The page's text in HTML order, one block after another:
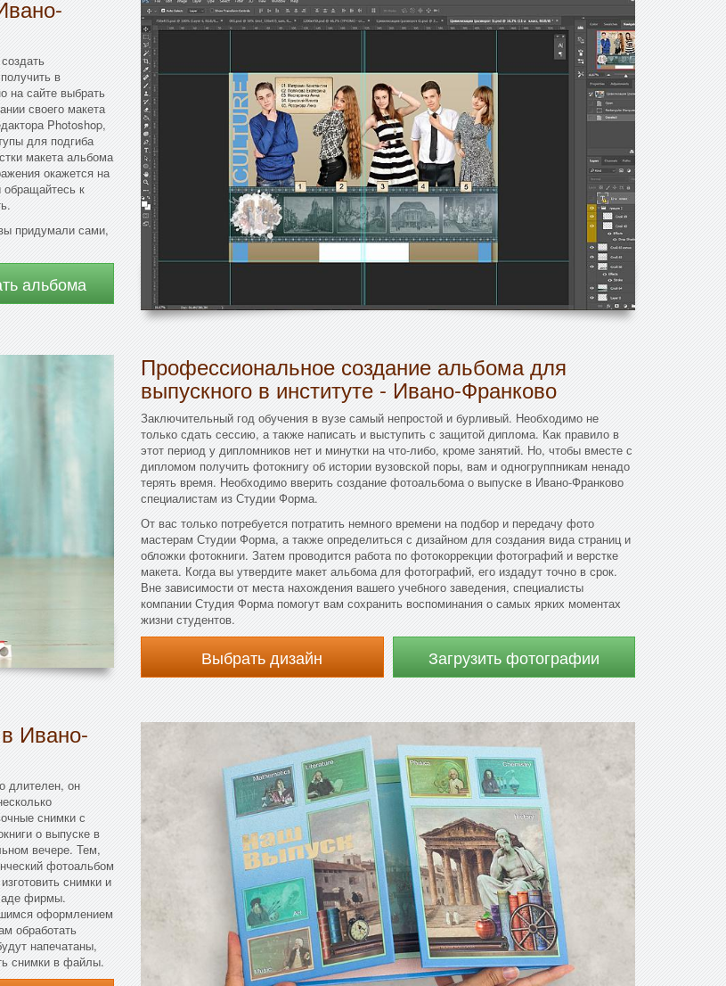
в
на сайте выбрать
своего макета
Photoshop,
для подгиба
макета альбома
окажется на
обращайтесь к
придумали сами,
альбома
Профессиональное создание альбома для
выпускного в институте - Ивано-Франково
Заключительный год обучения в вузе самый непростой и бурливый. Необходимо не
только сдать сессию, а также написать и выступить с защитой диплома. Как правило в
этот период у дипломников нет и минутки на что-либо, кроме занятий. Но, чтобы вместе с
дипломом получить фотокнигу об истории вузовской поры, вам и одногруппникам ненадо
терять время. Необходимо вверить создание фотоальбома о выпуске в Ивано-Франково
специалистам из Студии Форма.
От вас только потребуется потратить немного времени на подбор и передачу фото
мастерам Студии Форма, а также определиться с дизайном для создания вида страниц и
обложки фотокниги. Затем проводится работа по фотокоррекции фотографий и верстке
макета. Когда вы утвердите макет альбома для фотографий, его издадут точно в срок.
Вне зависимости от места нахождения вашего учебного заведения, специалисты
компании Студия Форма помогут вам сохранить воспоминания о самых ярких моментах
жизни студентов.
Выбрать дизайн Загрузить фотографии
Ивано-
длителен, он
снимки с
о выпуске в
вечере. Тем,
фотоальбом
снимки и
фирмы.
оформлением
обработать
напечатаны,
снимки в файлы.